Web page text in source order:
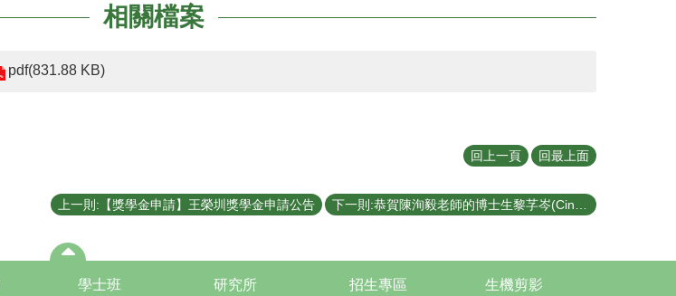
相關檔案
pdf(831.88 KB)
回上一頁 回最上面
上一則:【獎學金申請】王榮圳獎學金申請公告
學士班 研究所 招生專區 生機剪影